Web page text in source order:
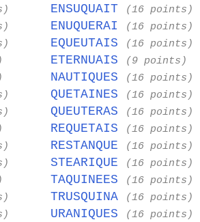
ENSUQUAIT (16 points)
ENUQUERAI (16 points)
EQUEUTAIS (16 points)
ETERNUAIS (9 points)
NAUTIQUES (16 points)
QUETAINES (16 points)
QUEUTERAS (16 points)
REQUETAIS (16 points)
RESTANQUE (16 points)
STEARIQUE (16 points)
TAQUINEES (16 points)
TRUSQUINA (16 points)
URANIQUES (16 points)